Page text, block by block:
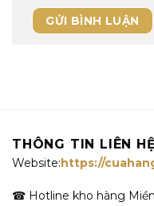
THÔNG TIN LIÊN HỆ
Website:https://
☎ Hotline kho hàng